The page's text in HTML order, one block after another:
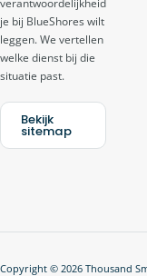
verantwoordelijkheid
je bij BlueShores wilt
leggen. We vertellen
welke dienst bij die
situatie past.
Bekijk
sitemap
Copyright © 2026 Thousand